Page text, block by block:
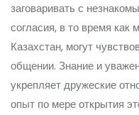
заговаривать с
согласия, в то время как
Казахстан, могут
общении. Знание и
укрепляет дружеские
опыт по мере открытия